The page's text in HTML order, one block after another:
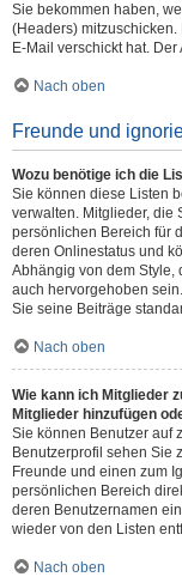
Sie bekommen haben,
(Headers)
E-Mail verschickt hat.
Nach oben
Freunde und
Wozu benötige ich die
Sie können diese Listen
verwalten. Mitglieder, die
persönlichen Bereich für
deren Onlinestatus und
Abhängig von dem Style,
auch hervorgehoben
Sie seine Beiträge
Nach oben
Wie kann ich Mitglieder
Mitglieder hinzufügen
Sie können Benutzer auf
Benutzerprofil sehen Sie
Freunde und einen zum
persönlichen Bereich
deren Benutzernamen
wieder von den Listen
Nach oben